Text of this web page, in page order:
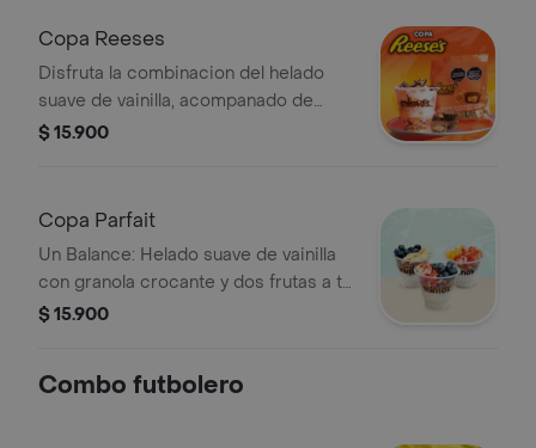
de
Copa Reeses
Disfruta la combinacion del helado
suave de vainilla, acompanado de
helado de vainilla con trozos de
$ 15.900
Copa Parfait
Un Balance: Helado suave de vainilla
con granola crocante y dos frutas a tu
elección. ¡La combinación perfecta
$ 15.900
Combo futbolero